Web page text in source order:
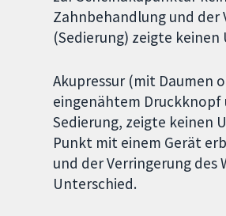
Zahnbehandlung und der
(Sedierung) zeigte keinen
Akupressur (mit Daumen
eingenähtem Druckknopf
Sedierung, zeigte keinen
Punkt mit einem Gerät
und der Verringerung des
Unterschied.